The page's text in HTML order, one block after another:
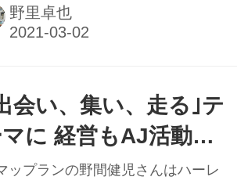
MotoGPでは解説者のほか、全国
のBS11『大人のバイク時間
いる。折しも昨年は56designが創
周年を迎えたことで、今後の目標
を聞いてみた。
野里卓也
会い、集い、走る｣テ
に 経営もAJ活動も
疾走
ップランの野間健児さんはハーレ